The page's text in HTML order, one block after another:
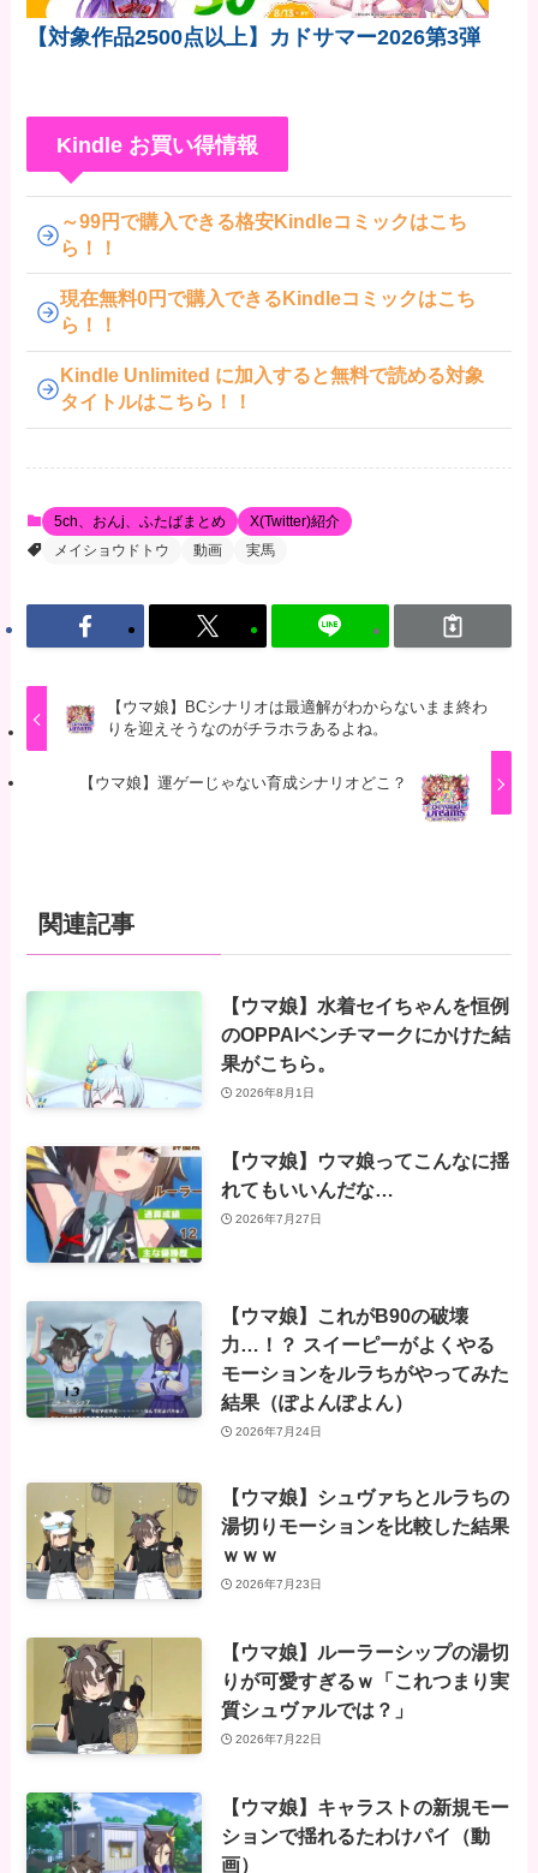
【対象作品2500点以上】カドサマー2026第3弾
Kindle お買い得情報
～99円で購入できる格安Kindleコミックはこち
ら！！
現在無料0円で購入できるKindleコミックはこち
ら！！
Kindle Unlimited に加入すると無料で読める対象
タイトルはこちら！！
5ch、おんj、ふたばまとめ
X(Twitter)紹介
メイショウドトウ
動画 実馬
【ウマ娘】BCシナリオは最適解がわからないまま終わ
りを迎えそうなのがチラホラあるよね。
【ウマ娘】運ゲーじゃない育成シナリオどこ？
関連記事
【ウマ娘】水着セイちゃんを恒例
のOPPAIベンチマークにかけた結
果がこちら。
2026年8月1日
【ウマ娘】ウマ娘ってこんなに揺
れてもいいんだな…
2026年7月27日
【ウマ娘】これがB90の破壊
力…！？ スイーピーがよくやる
モーションをルラちがやってみた
結果（ぽよんぽよん）
2026年7月24日
【ウマ娘】シュヴァちとルラちの
湯切りモーションを比較した結果
ｗｗｗ
2026年7月23日
【ウマ娘】ルーラーシップの湯切
りが可愛すぎるｗ「これつまり実
質シュヴァルでは？」
2026年7月22日
【ウマ娘】キャラストの新規モー
ションで揺れるたわけパイ（動
画）